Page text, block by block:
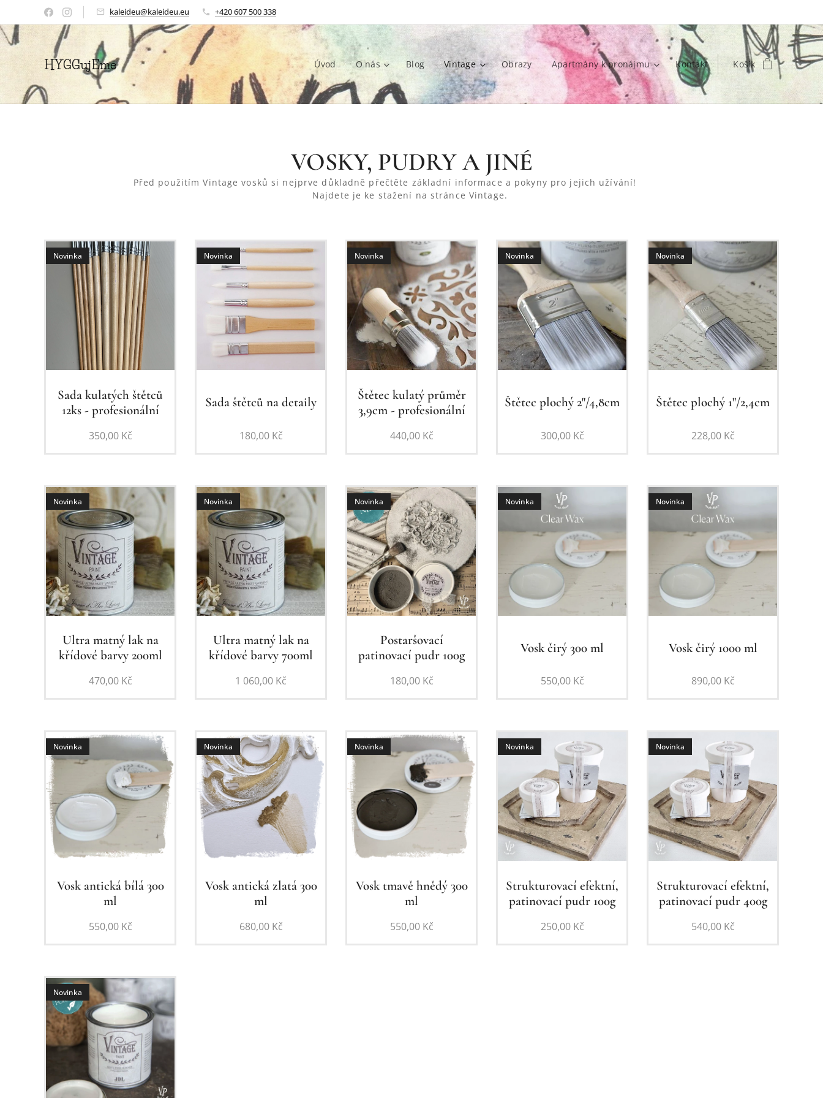
kaleideu@kaleideu.eu +420 607 500 338
HYGGujEme Úvod O nás Blog Vintage Obrazy Apartmány k pronájmu Kontakt Košík
VOSKY, PUDRY A JINÉ
Před použitím Vintage vosků si nejprve důkladně přečtěte základní informace a pokyny pro jejich užívání!
Najdete je ke stažení na stránce Vintage.
Sada kulatých štětců
12ks - profesionální
Novinka
350,00Kč
Sada štětců na detaily
Novinka
180,00Kč
Štětec kulatý průměr
3,9cm - profesionální
Novinka
440,00Kč
Štětec plochý 2"/4,8cm
Novinka
300,00Kč
Štětec plochý 1"/2,4cm
Novinka
228,00Kč
Ultra matný lak na
křídové barvy 200ml
Novinka
470,00Kč
Ultra matný lak na
křídové barvy 700ml
Novinka
1 060,00 Kč
Postaršovací
patinovací pudr 100g
Novinka
180,00Kč
Vosk čirý 300 ml
Novinka
550,00Kč
Vosk čirý 1000 ml
Novinka
890,00Kč
Vosk antická bílá 300
ml
Novinka
550,00Kč
Vosk antická zlatá 300
ml
Novinka
680,00Kč
Vosk tmavě hnědý 300
ml
Novinka
550,00Kč
Strukturovací efektní,
patinovací pudr 100g
Novinka
250,00Kč
Strukturovací efektní,
patinovací pudr 400g
Novinka
540,00Kč
Novinka